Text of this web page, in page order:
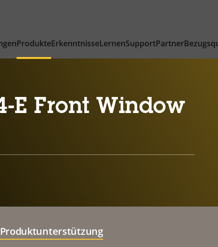
ProdukteErkenntnisseLernenSupportPartner
E Front Window